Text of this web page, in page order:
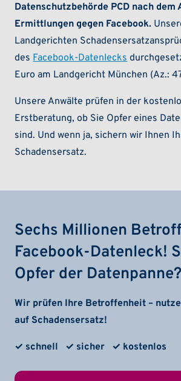
Datenschutzbehörde PCD nach dem
Ermittlungen gegen Facebook.
Landgerichten
des Facebook-Datenlecks
Euro am Landgericht München (Az.:
Unsere Anwälte prüfen in der
Erstberatung, ob Sie Opfer eines
sind. Und wenn ja, sichern wir Ihnen
Schadensersatz.
Sechs Millionen
Facebook-Datenleck!
Opfer der Datenpanne?
Wir prüfen Ihre Betroffenheit –
auf Schadensersatz!
✓ schnell ✓ sicher ✓ kostenlos